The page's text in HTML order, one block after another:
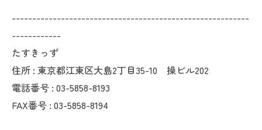
----------------------------------------------------------
------------
たすきっず
住所 : 東京都江東区大島2丁目35-10 操ビル202
電話番号 : 03-5858-8193
FAX番号 : 03-5858-8194